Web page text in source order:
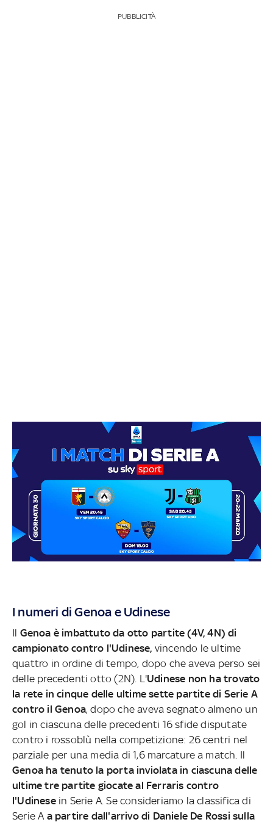
PUBBLICITÀ
I numeri di Genoa e Udinese
Il Genoa è imbattuto da otto partite (4V, 4N) di
campionato contro l'Udinese, vincendo le ultime
quattro in ordine di tempo, dopo che aveva perso sei
delle precedenti otto (2N). L'Udinese non ha trovato
la rete in cinque delle ultime sette partite di Serie A
contro il Genoa, dopo che aveva segnato almeno un
gol in ciascuna delle precedenti 16 sfide disputate
contro i rossoblù nella competizione: 26 centri nel
parziale per una media di 1,6 marcature a match. Il
Genoa ha tenuto la porta inviolata in ciascuna delle
ultime tre partite giocate al Ferraris contro
l'Udinesein Serie A. Se consideriamo la classifica di
Serie A a partire dall'arrivo di Daniele De Rossi sulla